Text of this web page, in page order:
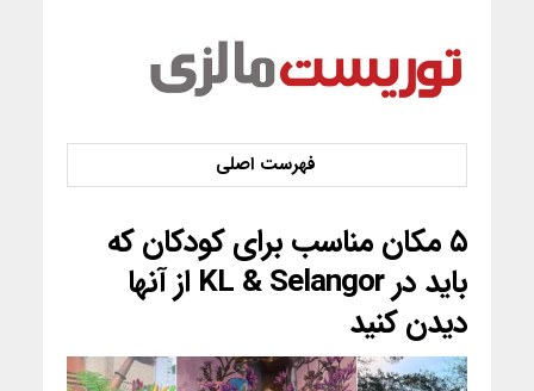
۵ مکان مناسب برای کودکان که
باید در KL & Selangor از آنها
دیدن کنید